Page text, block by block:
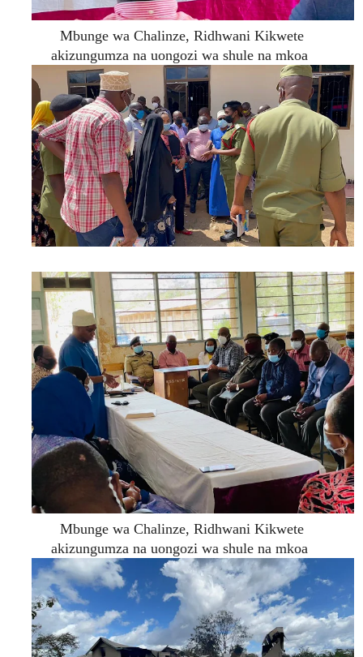
Mbunge wa Chalinze, Ridhwani Kikwete
akizungumza na uongozi wa shule na mkoa
Mbunge wa Chalinze, Ridhwani Kikwete
akizungumza na uongozi wa shule na mkoa